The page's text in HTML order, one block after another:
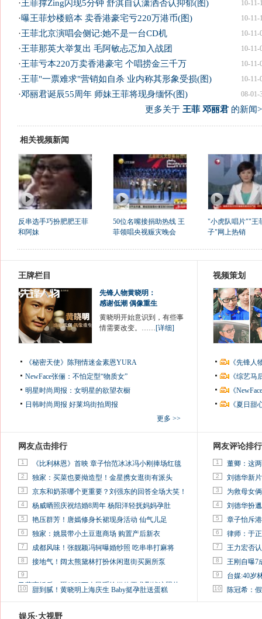
10-11-
·王菲撑Zing闪现5分钟 舒淇自认潇洒否认抑郁(图)
10-11-
·曝王菲炒楼赔本 卖香港豪宅亏220万港币(图)
10-11-
·王菲北京演唱会侧记:她不是一台CD机
10-11-
·王菲那英大举复出 毛阿敏忐忑加入战团
10-11-
·王菲亏本220万卖香港豪宅 个唱捞金三千万
10-11-
·王菲"一票难求"营销如自杀 业内称其形象受损(图)
08-01-
·邓丽君诞辰55周年 师妹王菲将现身缅怀(图)
更多关于 王菲 邓丽君的新闻
相关视频新闻
反串选手巧扮肥肥王菲
和阿妹
50位名嘴接捐助热线 王
菲领唱央视赈灾晚会
"小虎队唱片""王
子"网上热销
王牌栏目
先锋人物黄晓明：
感谢低潮 偶像重生
黄晓明开始意识到，有些事
情需要改变。……[详细]
《秘密天使》陈翔情迷金素恩YURA
NewFace张俪：不怕定型“物质女”
明星时尚周报：女明星的欲望衣橱
日韩时尚周报 好莱坞街拍周报
更多 >>
视频策划
《先锋
《综艺
《
《夏日
网友点击排行
1 《比利林恩》首映 章子怡范冰冰冯小刚捧场红毯
2 独家：买菜也要拗造型！金星携女逛街有派头
3 京东和奶茶哪个更重要？刘强东的回答全场大笑！
4 杨威晒照庆祝结婚8周年 杨阳洋轻抚妈妈孕肚
5 艳压群芳！唐嫣修身长裙现身活动 仙气儿足
6 独家：姚晨带小土豆逛商场 购置产后新衣
7 成都风味！张靓颖冯轲曝婚纱照 吃串串打麻将
8 接地气！阔太熊黛林打扮休闲逛街买厕所泵
9
马蓉离婚后，砸1000万人民币给媒体要求删掉这照片
10 甜到腻！黄晓明上海庆生 Baby挺孕肚送蛋糕
网友评论排行
1 董卿：这
2 刘德华新
3 为救母女
4 刘德华扮
5 章子怡斥
6 律师：于
7 王力宏否
8 王刚自曝7
9 台媒:40岁
10 陈冠希：
娱乐·大视野